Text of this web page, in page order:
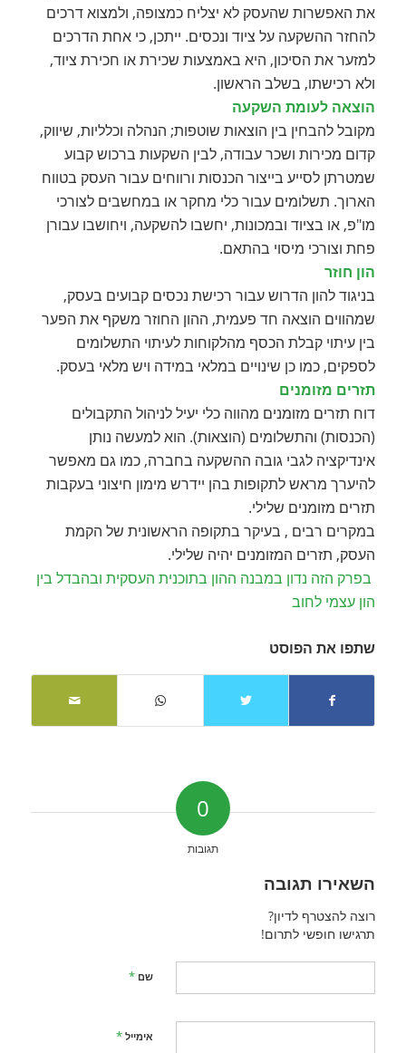
את האפשרות שהעסק לא יצליח כמצופה, ולמצוא דרכים
להחזר ההשקעה על ציוד ונכסים. ייתכן, כי אחת הדרכים
למזער את הסיכון, היא באמצעות שכירת או חכירת ציוד,
ולא רכישתו, בשלב הראשון.
הוצאה לעומת השקעה
מקובל להבחין בין הוצאות שוטפות; הנהלה וכלליות, שיווק,
קדום מכירות ושכר עבודה, לבין השקעות ברכוש קבוע
שמטרתן לסייע בייצור הכנסות ורווחים עבור העסק בטווח
הארוך. תשלומים עבור כלי מחקר או במחשבים לצורכי
מו"פ, או בציוד ובמכונות, יחשבו להשקעה, ויחושבו עבורן
פחת וצורכי מיסוי בהתאם.
הון חוזר
בניגוד להון הדרוש עבור רכישת נכסים קבועים בעסק,
שמהווים הוצאה חד פעמית, ההון החוזר משקף את הפער
בין עיתוי קבלת הכסף מהלקוחות לעיתוי התשלומים
לספקים, כמו כן שינויים במלאי במידה ויש מלאי בעסק.
תזרים מזומנים
דוח תזרים מזומנים מהווה כלי יעיל לניהול התקבולים
(הכנסות) והתשלומים (הוצאות). הוא למעשה נותן
אינדיקציה לגבי גובה ההשקעה בחברה, כמו גם מאפשר
להיערך מראש לתקופות בהן יידרש מימון חיצוני בעקבות
תזרים מזומנים שלילי.
במקרים רבים , בעיקר בתקופה הראשונית של הקמת
העסק, תזרים המזומנים יהיה שלילי.
בפרק הזה נדון במבנה ההון בתוכנית העסקית ובהבדל בין
הון עצמי לחוב
שתפו את הפוסט
0
תגובות
השאירו תגובה
רוצה להצטרף לדיון?
תרגישו חופשי לתרום!
שם *
אימייל *